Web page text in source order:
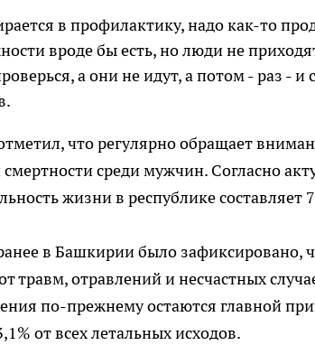
в профилактику, надо как-то
вроде бы есть, но люди не
а они не идут, а потом - раз - и
что регулярно обращает
смертности среди мужчин. Согласно
жизни в республике составляет
в Башкирии было зафиксировано,
травм, отравлений и несчастных
по-прежнему остаются главной
от всех летальных исходов.